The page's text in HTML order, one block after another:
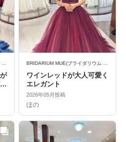
ワインレッドが大人可愛く
エレガント
2026年05月投稿
ほの